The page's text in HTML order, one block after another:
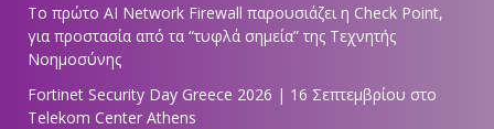
Tο πρώτο AI Network Firewall παρουσιάζει η Check Point,
για προστασία από τα “τυφλά σημεία” της Τεχνητής
Νοημοσύνης
Fortinet Security Day Greece 2026 | 16 Σεπτεμβρίου στο
Telekom Center Athens